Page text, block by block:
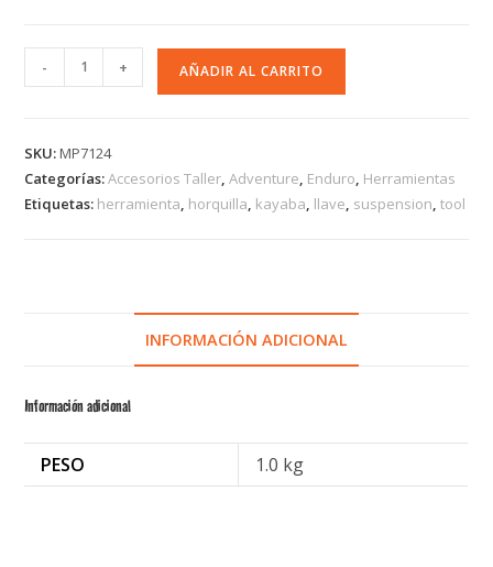
- + AÑADIR AL CARRITO
SKU:MP7124
Categorías:Accesorios Taller,Adventure, Enduro, Herramientas
Etiquetas: herramienta, horquilla, kayaba, llave, suspension,tool
INFORMACIÓN ADICIONAL
Información adicional
PESO 1.0 kg